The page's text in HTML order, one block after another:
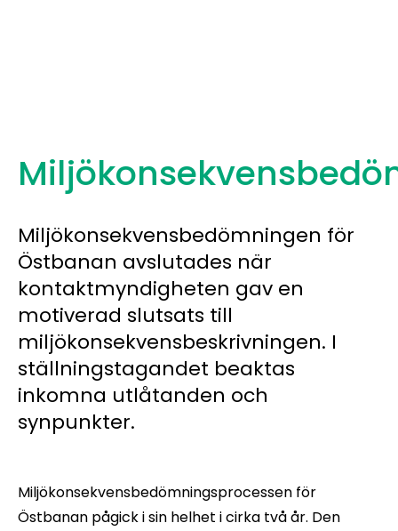
Miljökonsekvensbedömningen för
Östbanan avslutades när
kontaktmyndigheten gav en
motiverad slutsats till
miljökonsekvensbeskrivningen. I
ställningstagandet beaktas
inkomna utlåtanden och
synpunkter.
Miljökonsekvensbedömningsprocessen för
Östbanan pågick i sin helhet i cirka två år. Den